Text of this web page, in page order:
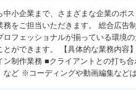
中小企業まで、さまざまな企業のポ
務をご担当いただきます。 総合広告
ロフェッショナルが揃っている環境
とができます。 【具体的な業務内容
ン制作業務 ■クライアントとの打ち
ど ※コーディングや動画編集など